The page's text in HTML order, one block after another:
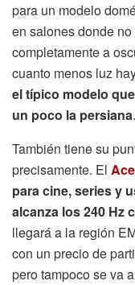
para un modelo
en salones donde
completamente a
cuanto menos luz
el típico modelo
un poco la persiana.
También tiene su
precisamente. El
para cine, series y
alcanza los 240 Hz
llegará a la región
con un precio de
pero tampoco se va